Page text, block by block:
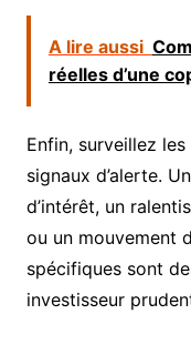
A lire aussi
réelles d’une
Enfin, surveillez
signaux d’alerte.
d’intérêt, un
ou un mouvement
spécifiques sont
investisseur